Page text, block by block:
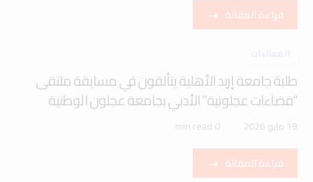
قراءة المقالة
الفعاليات
طلبة جامعة إربد الأهلية يتألقون في مسابقة ملتقى
“فضاءات عجلونية” الأدبي بجامعة عجلون الوطنية
19 مايو 2026 0 min read
قراءة المقالة